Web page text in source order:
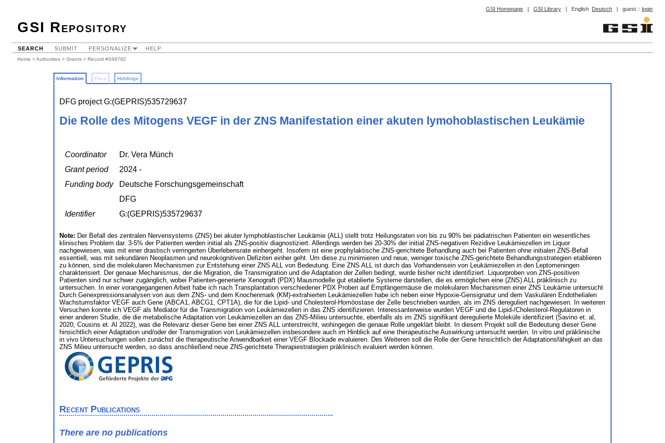
GSI Homepage | GSI Library | English Deutsch | guest :: login
GSI Repository
SEARCH SUBMIT PERSONALIZE HELP
Home >Authorities > Grants > Record #349782
Information Files Holdings
DFG project G:(GEPRIS)535729637
Die Rolle des Mitogens VEGF in der ZNS Manifestation einer akuten lymohoblastischen Leukämie
Coordinator
Dr. Vera Münch
Grant period
2024 -
Funding body
Deutsche Forschungsgemeinschaft
DFG
Identifier
G:(GEPRIS)535729637
Note: Der Befall des zentralen Nervensystems (ZNS) bei akuter lymphoblastischer Leukämie (ALL) stellt trotz Heilungsraten von bis zu 90% bei pädiatrischen Patienten ein wesentliches
klinisches Problem dar. 3-5% der Patienten werden initial als ZNS-positiv diagnostiziert. Allerdings werden bei 20-30% der initial ZNS-negativen Rezidive Leukämiezellen im Liquor
nachgewiesen, was mit einer drastisch verringerten Überlebensrate einhergeht. Insofern ist eine prophylaktische ZNS-gerichtete Behandlung auch bei Patienten ohne initialen ZNS-Befall
essentiell, was mit sekundären Neoplasmen und neurokognitiven Defiziten einher geht. Um diese zu minimieren und neue, weniger toxische ZNS-gerichtete Behandlungsstrategien etablieren
zu können, sind die molekularen Mechanismen zur Entstehung einer ZNS ALL von Bedeutung. Eine ZNS ALL ist durch das Vorhandensein von Leukämiezellen in den Leptomeningen
charakterisiert. Der genaue Mechanismus, der die Migration, die Transmigration und die Adaptation der Zellen bedingt, wurde bisher nicht identifiziert. Liquorproben von ZNS-positiven
Patienten sind nur schwer zugänglich, wobei Patienten-generierte Xenograft (PDX) Mausmodelle gut etablierte Systeme darstellen, die es ermöglichen eine (ZNS) ALL präklinisch zu
untersuchen. In einer vorangegangenen Arbeit habe ich nach Transplantation verschiedener PDX Proben auf Empfängermäuse die molekularen Mechanismen einer ZNS Leukämie untersucht
Durch Genexpressionsanalysen von aus dem ZNS- und dem Knochenmark (KM)-extrahierten Leukämiezellen habe ich neben einer Hypoxie-Gensignatur und dem Vaskulären Endothelialen
Wachstumsfaktor VEGF auch Gene (ABCA1, ABCG1, CPT1A), die für die Lipid- und Cholesterol-Homöostase der Zelle beschrieben wurden, als im ZNS dereguliert nachgewiesen. In weiteren
Versuchen konnte ich VEGF als Mediator für die Transmigration von Leukämiezellen in das ZNS identifizieren. Interessanterweise wurden VEGF und die Lipid-/Cholesterol-Regulatoren in
einer anderen Studie, die die metabolische Adaptation von Leukämiezellen an das ZNS-Milieu untersuchte, ebenfalls als im ZNS signifikant deregulierte Moleküle identifiziert (Savino et. al,
2020; Cousins et. Al 2022), was die Relevanz dieser Gene bei einer ZNS ALL unterstreicht, wohingegen die genaue Rolle ungeklärt bleibt. In diesem Projekt soll die Bedeutung dieser Gene
hinsichtlich einer Adaptation und/oder der Transmigration von Leukämiezellen insbesondere auch im Hinblick auf eine therapeutische Auswirkung untersucht werden. In vitro und präklinische
in vivo Untersuchungen sollen zunächst die therapeutische Anwendbarkeit einer VEGF Blockade evaluieren. Des Weiteren soll die Rolle der Gene hinsichtlich der Adaptationsfähigkeit an das
ZNS Milieu untersucht werden, so dass anschließend neue ZNS-gerichtete Therapiestrategien präklinisch evaluiert werden können.
Recent Publications
There are no publications